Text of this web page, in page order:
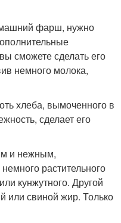
фарш, нужно
сможете сделать его
немного молока,
хлеба, вымоченного в
сделает его
и нежным,
растительного
кунжутного. Другой
или свиной жир. Только